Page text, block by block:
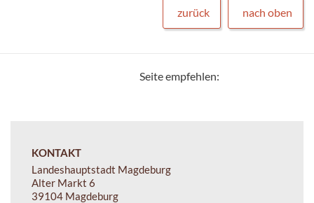
zurück nach oben
Seite empfehlen:
KONTAKT
Landeshauptstadt Magdeburg
Alter Markt 6
39104 Magdeburg